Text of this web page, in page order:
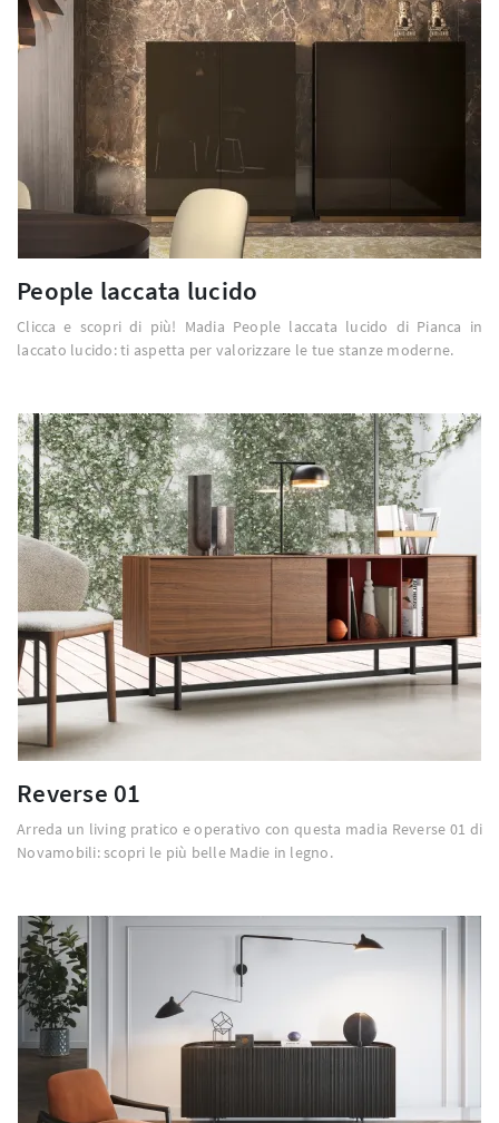
People laccata lucido
Clicca e scopri di più! Madia People laccata lucido di Pianca in
laccato lucido: ti aspetta per valorizzare le tue stanze moderne.
Reverse 01
Arreda un living pratico e operativo con questa madia Reverse 01 di
Novamobili: scopri le più belle Madie in legno.